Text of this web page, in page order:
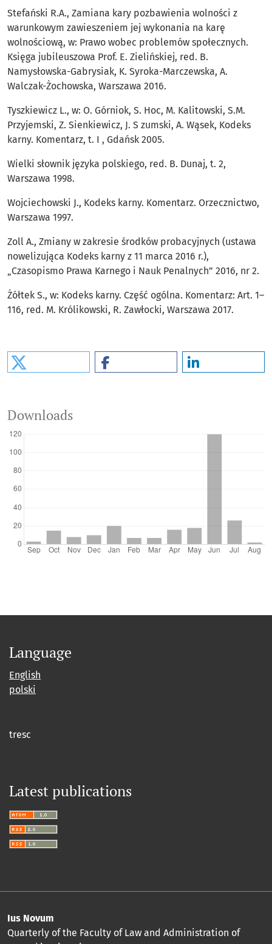
Stefański R.A., Zamiana kary pozbawienia wolności z
warunkowym zawieszeniem jej wykonania na karę
wolnościową, w: Prawo wobec problemów społecznych.
Księga jubileuszowa Prof. E. Zielińskiej, red. B.
Namysłowska-Gabrysiak, K. Syroka-Marczewska, A.
Walczak-Żochowska, Warszawa 2016.
Tyszkiewicz L., w: O. Górniok, S. Hoc, M. Kalitowski, S.M.
Przyjemski, Z. Sienkiewicz, J. S zumski, A. Wąsek, Kodeks
karny. Komentarz, t. I , Gdańsk 2005.
Wielki słownik języka polskiego, red. B. Dunaj, t. 2,
Warszawa 1998.
Wojciechowski J., Kodeks karny. Komentarz. Orzecznictwo,
Warszawa 1997.
Zoll A., Zmiany w zakresie środków probacyjnych (ustawa
nowelizująca Kodeks karny z 11 marca 2016 r.),
„Czasopismo Prawa Karnego i Nauk Penalnych” 2016, nr 2.
Żółtek S., w: Kodeks karny. Część ogólna. Komentarz: Art. 1–
116, red. M. Królikowski, R. Zawłocki, Warszawa 2017.
Downloads
Language
English
polski
tresc
Latest publications
Ius Novum
Quarterly of the Faculty of Law and Administration of